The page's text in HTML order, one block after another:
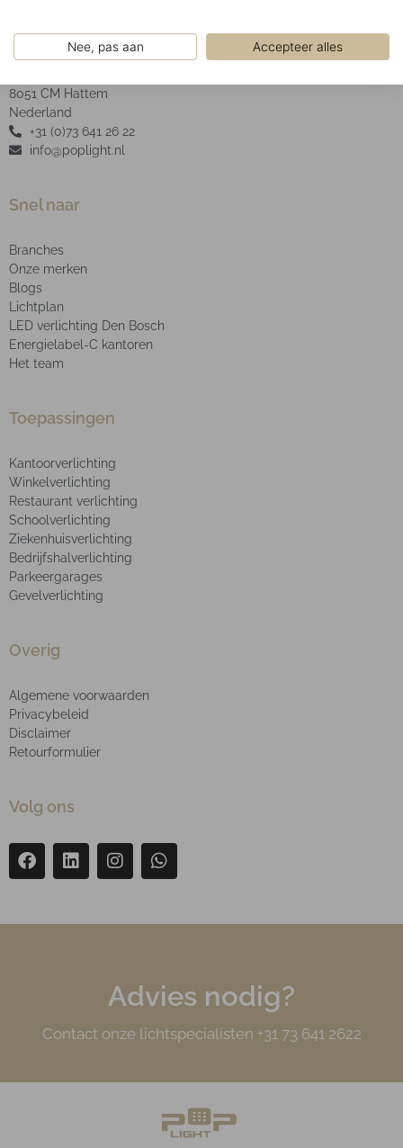
Nee, pas aan Accepteer alles
POP Light B.V.
8051 CM Hattem
Nederland
+31 (0)73 641 26 22
info@poplight.nl
Snel naar
Branches
Onze merken
Blogs
Lichtplan
LED verlichting Den Bosch
Energielabel-C kantoren
Het team
Toepassingen
Kantoorverlichting
Winkelverlichting
Restaurant verlichting
Schoolverlichting
Ziekenhuisverlichting
Bedrijfshalverlichting
Parkeergarages
Gevelverlichting
Overig
Algemene voorwaarden
Privacybeleid
Disclaimer
Retourformulier
Volg ons
Advies nodig?
Contact onze lichtspecialisten +31 73 641 2622